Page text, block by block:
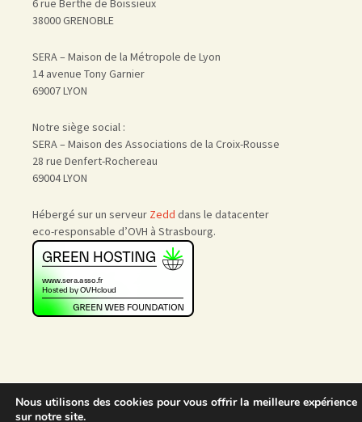
6 rue Berthe de Boissieux
38000 GRENOBLE
SERA – Maison de la Métropole de Lyon
14 avenue Tony Garnier
69007 LYON
Notre siège social :
SERA – Maison des Associations de la Croix-Rousse
28 rue Denfert-Rochereau
69004 LYON
Hébergé sur un serveur Zedd dans le datacenter
eco-responsable d’OVH à Strasbourg.
Accueil | Nous rejoindre
Nous utilisons des cookies pour vous offrir la meilleure expérience
sur notre site.